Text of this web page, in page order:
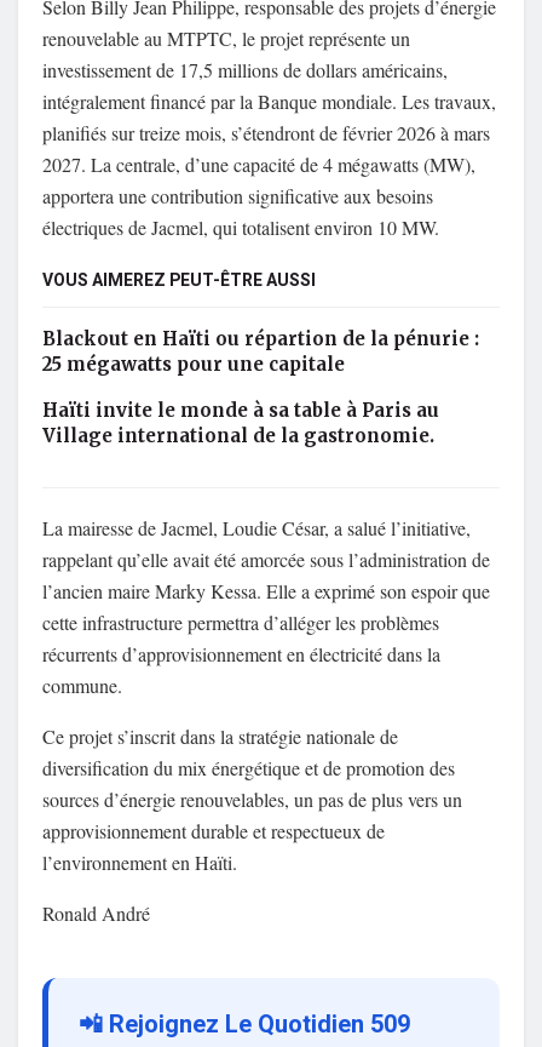
Selon Billy Jean Philippe, responsable des projets d’énergie
renouvelable au MTPTC, le projet représente un
investissement de 17,5 millions de dollars américains,
intégralement financé par la Banque mondiale. Les travaux,
planifiés sur treize mois, s’étendront de février 2026 à mars
2027. La centrale, d’une capacité de 4 mégawatts (MW),
apportera une contribution significative aux besoins
électriques de Jacmel, qui totalisent environ 10 MW.
VOUS AIMEREZ PEUT-ÊTRE AUSSI
Blackout en Haïti ou répartion de la pénurie :
25 mégawatts pour une capitale
Haïti invite le monde à sa table à Paris au
Village international de la gastronomie.
La mairesse de Jacmel, Loudie César, a salué l’initiative,
rappelant qu’elle avait été amorcée sous l’administration de
l’ancien maire Marky Kessa. Elle a exprimé son espoir que
cette infrastructure permettra d’alléger les problèmes
récurrents d’approvisionnement en électricité dans la
commune.
Ce projet s’inscrit dans la stratégie nationale de
diversification du mix énergétique et de promotion des
sources d’énergie renouvelables, un pas de plus vers un
approvisionnement durable et respectueux de
l’environnement en Haïti.
Ronald André
📲 Rejoignez Le Quotidien 509